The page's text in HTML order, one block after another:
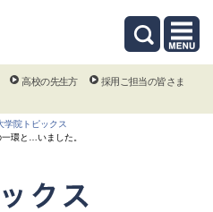
高校の先生方
採用ご担当の皆さま
学院トピックス
環と…いました。